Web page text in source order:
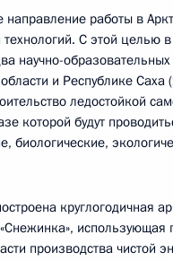
работы в
технологий. С этой целью
научно-
и Республике Саха
ледостойкой
которой будут
биологические,
круглогодичная
использующая
производства чистой